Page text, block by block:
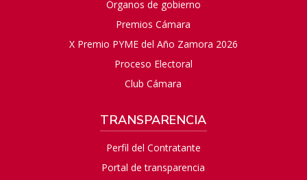
Órganos de gobierno
Premios Cámara
X Premio PYME del Año Zamora 2026
Proceso Electoral
Club Cámara
TRANSPARENCIA
Perfil del Contratante
Portal de transparencia